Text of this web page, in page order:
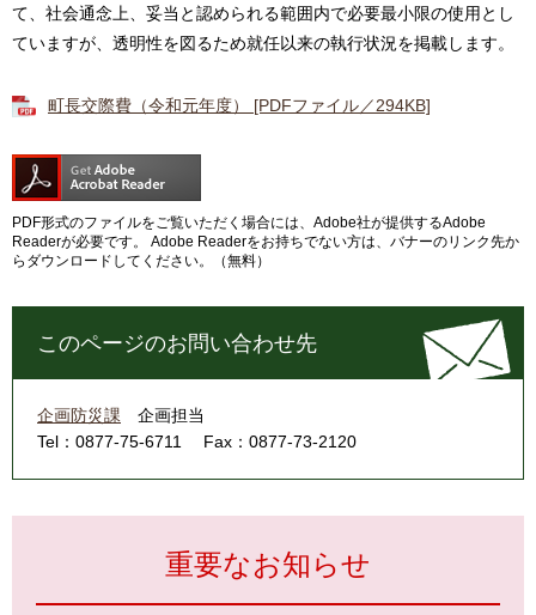
て、社会通念上、妥当と認められる範囲内で必要最小限の使用とし
ていますが、透明性を図るため就任以来の執行状況を掲載します。
町長交際費（令和元年度） [PDFファイル／294KB]
PDF形式のファイルをご覧いただく場合には、Adobe社が提供するAdobe
Readerが必要です。
Adobe Readerをお持ちでない方は、バナーのリンク先か
らダウンロードしてください。（無料）
このページのお問い合わせ先
企画防災課
企画担当
Tel：0877-75-6711
Fax：0877-73-2120
重要なお知らせ